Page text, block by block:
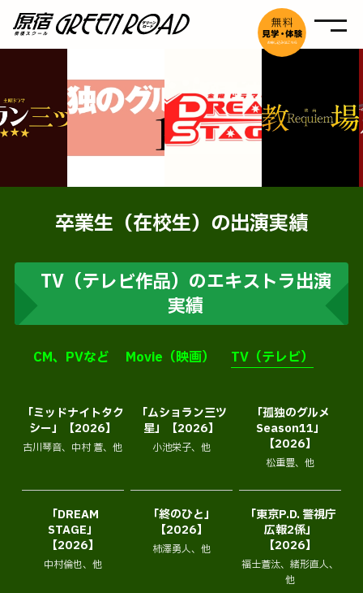
卒業生（在校生）の出演実績
TV（テレビ作品）のエキストラ出演
実績
CM、PVなど Movie（映画） TV（テレビ）
「ミッドナイトタク
シー」【2026】
古川琴音、中村 蒼、他
「ムショラン三ツ
星」【2026】
小池栄子、他
「孤独のグルメ
Season11」
【2026】
松重豊、他
「DREAM
STAGE」
【2026】
中村倫也、他
「終のひと」
【2026】
柿澤勇人、他
「東京P.D. 警視庁
広報2係」
【2026】
福士蒼汰、緒形直人、
他